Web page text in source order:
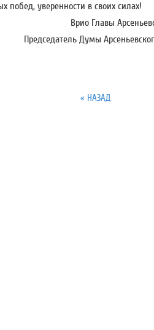
побед, уверенности в своих силах!
Врио Главы
Председатель Думы
« НАЗАД